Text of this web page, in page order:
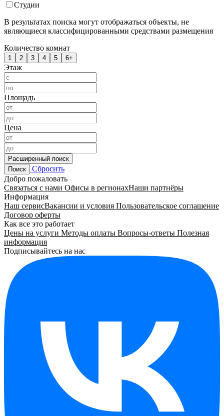
Студии
В результатах поиска могут отображаться объекты, не
являющиеся классифицированными средствами размещения
Количество комнат
1 2 3 4 5 6+
Этаж
Площадь
Цена
Расширенный поиск
Поиск
Сбросить
Добро пожаловать
Связаться с нами Офисы в регионахНаши партнёры
Информация
Наш сервисВакансии и условия Пользовательское соглашение
Договор оферты
Как все это работает
Цены на услуги Методы оплаты Вопросы-ответы Полезная
информация
Подписывайтесь на нас